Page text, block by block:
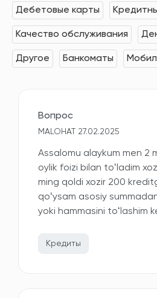
Дебетовые карты
Качество обслуживания
Другое Банкоматы
Вопрос
MALOHAT 27.02.2025
Assalomu alaykum men 2
oylik foizi bilan toʻladim
ming qoldi xozir 200
qoʻysam asosiy
yoki hammasini toʻlashim
Кредиты